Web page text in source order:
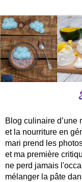
Blog culinaire
et la nourriture en
mari prend les
et ma première
ne perd jamais
mélanger la pâte